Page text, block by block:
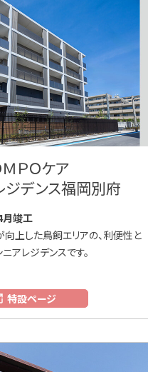
ＭＰＯケア
ジデンス福岡別府
月竣工
向上した鳥飼エリアの、利便性と
アレジデンスです。
特設ページ